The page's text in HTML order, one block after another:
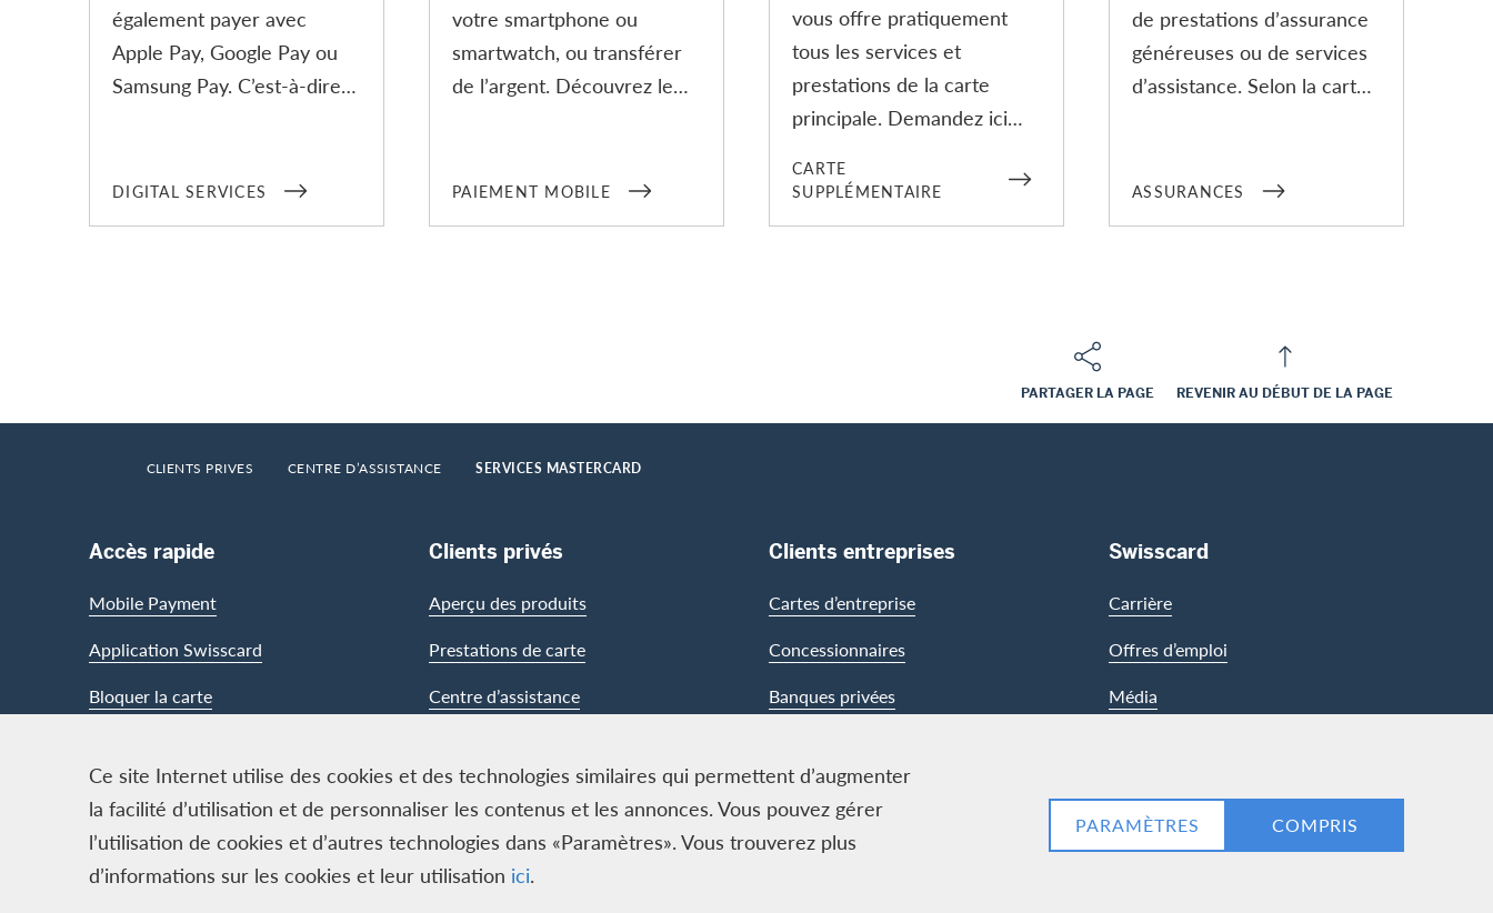
Ce site Internet utilise des cookies et des technologies similaires qui permettent d’augmenter
la facilité d’utilisation et de personnaliser les contenus et les annonces. Vous pouvez gérer
l’utilisation de cookies et d’autres technologies dans «Paramètres». Vous trouverez plus
d’informations sur les cookies et leur utilisation ici.
PARAMÈTRES COMPRIS
également payer avec
Apple Pay, Google Pay ou
Samsung Pay. C’est-à-dire
à l’application Swisscard
DIGITAL SERVICES
votre smartphone ou
smartwatch, ou transférer
de l’argent. Découvrez le
de crédit ou carte prépayée
PAIEMENT MOBILE
vous offre pratiquement
tous les services et
prestations de la carte
principale. Demandez ici
pour votre conjoint(e) ou
CARTE
SUPPLÉMENTAIRE
de prestations d’assurance
généreuses ou de services
d’assistance. Selon la carte,
24, peu importe que vous
ASSURANCES
PARTAGER LA PAGE REVENIR AU DÉBUT DE LA PAGE
Footer Breadcrumb
CLIENTS PRIVES CENTRE D’ASSISTANCE SERVICES MASTERCARD
Footer Navigation
Accès rapide
Mobile Payment
Application Swisscard
Bloquer la carte
Clients privés
Aperçu des produits
Prestations de carte
Centre d’assistance
Clients entreprises
Cartes d’entreprise
Concessionnaires
Banques privées
Swisscard
Carrière
Offres d’emploi
Média
Contact & Social channels
LinkedInFacebook
Logo & mentions légales
Cards, issued by Swisscard AECS GmbH, Neugasse 18, 8810 Horgen | Copyright © 2026